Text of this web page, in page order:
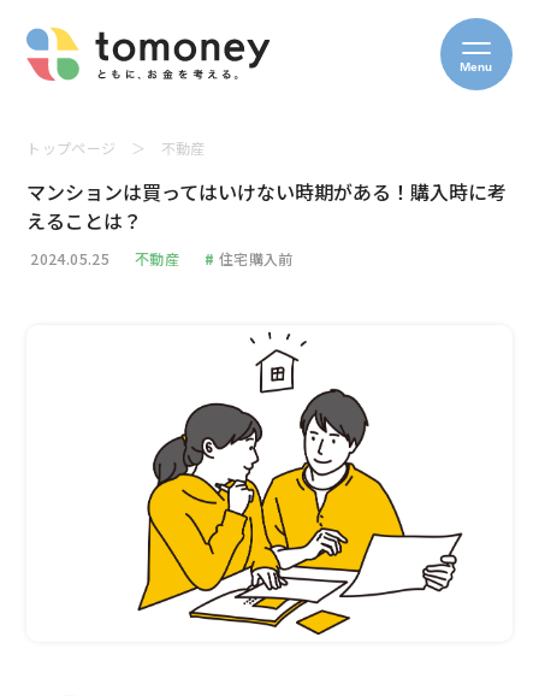
Menu
トップページ ＞ 不動産
マンションは買ってはいけない時期がある！購入時に考
えることは？
2024.05.25 不動産 # 住宅購入前